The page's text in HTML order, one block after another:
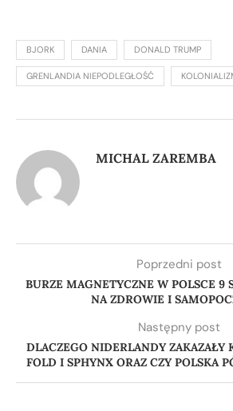
BJORK DANIA DONALD TRUMP
GRENLANDIA NIEPODLEGŁOŚĆ
MICHAL ZAREMBA
Poprzedni post
BURZE MAGNETYCZNE W POLSCE 9
NA ZDROWIE I
Następny post
DLACZEGO NIDERLANDY ZAKAZAŁY
FOLD I SPHYNX ORAZ CZY POLSKA